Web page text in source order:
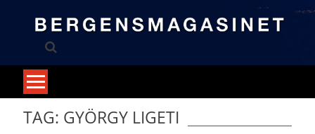
TAG: GYÖRGY LIGETI